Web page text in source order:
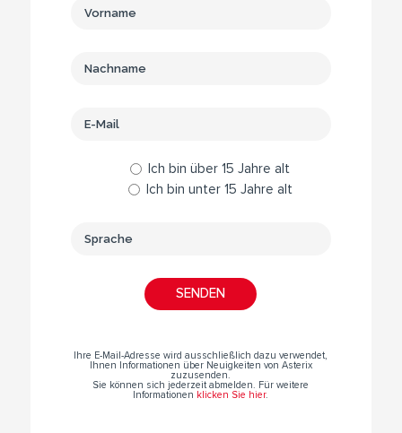
Ich bin über 15 Jahre alt
Ich bin unter 15 Jahre alt
Ihre E-Mail-Adresse wird ausschließlich dazu verwendet,
Ihnen Informationen über Neuigkeiten von Asterix
zuzusenden.
Sie können sich jederzeit abmelden. Für weitere
Informationen klicken Sie hier.